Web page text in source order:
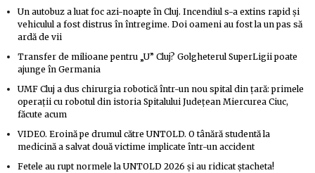
Un autobuz a luat foc azi-noapte în Cluj. Incendiul s-a extins rapid și
vehiculul a fost distrus în întregime. Doi oameni au fost la un pas să
ardă de vii
Transfer de milioane pentru „U” Cluj? Golgheterul SuperLigii poate
ajunge în Germania
UMF Cluj a dus chirurgia robotică într-un nou spital din țară: primele
operații cu robotul din istoria Spitalului Județean Miercurea Ciuc,
făcute acum
VIDEO. Eroină pe drumul către UNTOLD. O tânără studentă la
medicină a salvat două victime implicate într-un accident
Fetele au rupt normele la UNTOLD 2026 și au ridicat ștacheta!